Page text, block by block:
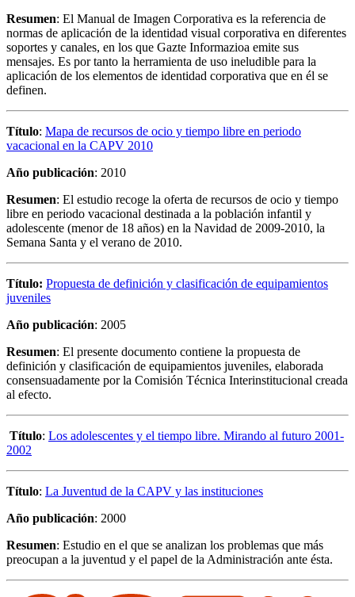
Resumen: El Manual de Imagen Corporativa es la referencia de
normas de aplicación de la identidad visual corporativa en diferentes
soportes y canales, en los que Gazte Informazioa emite sus
mensajes. Es por tanto la herramienta de uso ineludible para la
aplicación de los elementos de identidad corporativa que en él se
definen.
Título: Mapa de recursos de ocio y tiempo libre en periodo
vacacional en la CAPV 2010
Año publicación: 2010
Resumen: El estudio recoge la oferta de recursos de ocio y tiempo
libre en periodo vacacional destinada a la población infantil y
adolescente (menor de 18 años) en la Navidad de 2009-2010, la
Semana Santa y el verano de 2010.
Título: Propuesta de definición y clasificación de equipamientos
juveniles
Año publicación: 2005
Resumen: El presente documento contiene la propuesta de
definición y clasificación de equipamientos juveniles, elaborada
consensuadamente por la Comisión Técnica Interinstitucional creada
al efecto.
Título: Los adolescentes y el tiempo libre. Mirando al futuro 2001-
2002
Título: La Juventud de la CAPV y las instituciones
Año publicación: 2000
Resumen: Estudio en el que se analizan los problemas que más
preocupan a la juventud y el papel de la Administración ante ésta.